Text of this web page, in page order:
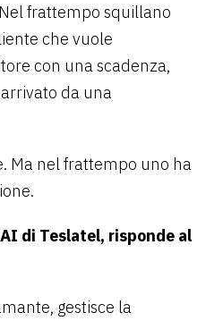
frattempo squillano
che vuole
con una scadenza,
da una
Ma nel frattempo uno ha
di Teslatel, risponde al
gestisce la